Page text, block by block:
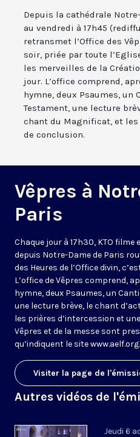
Depuis la cathédrale
au vendredi à 17h45
retransmet l’Office des
soir, priée par toute
les merveilles de la
jour. L’office comprend,
hymne, deux Psaumes, un
Testament, une lecture
chant du Magnificat, et
de conclusion.
Vêpres à
Paris
Chaque jour à 17h30, KTO
depuis Notre-Dame de Paris
des Heures de l’Office divin,
L’office de Vêpres comprend,
hymne, deux Psaumes, un
une lecture brève, le chant
les prières d’intercession et
Vêpres et de la messe sont
qu’indiquent le sitewww.aelf.org.
Visiter la page de
Autres vidéos de
Jeudi 6